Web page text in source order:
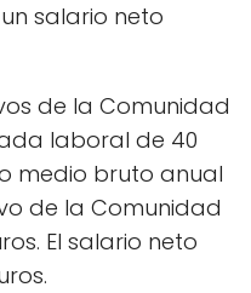
salario neto
de la Comunidad
laboral de 40
medio bruto anual
de la Comunidad
El salario neto